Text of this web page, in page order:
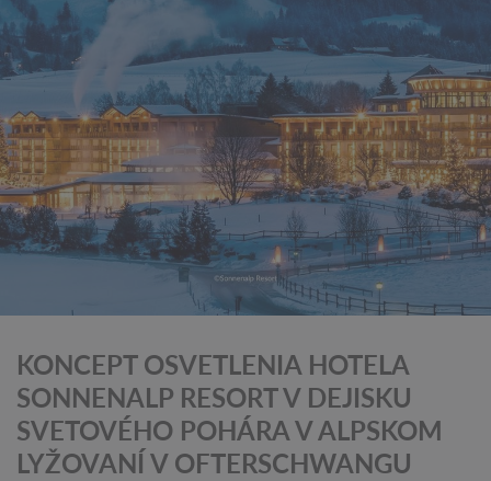
KONCEPT OSVETLENIA HOTELA
SONNENALP RESORT V DEJISKU
SVETOVÉHO POHÁRA V ALPSKOM
LYŽOVANÍ V OFTERSCHWANGU